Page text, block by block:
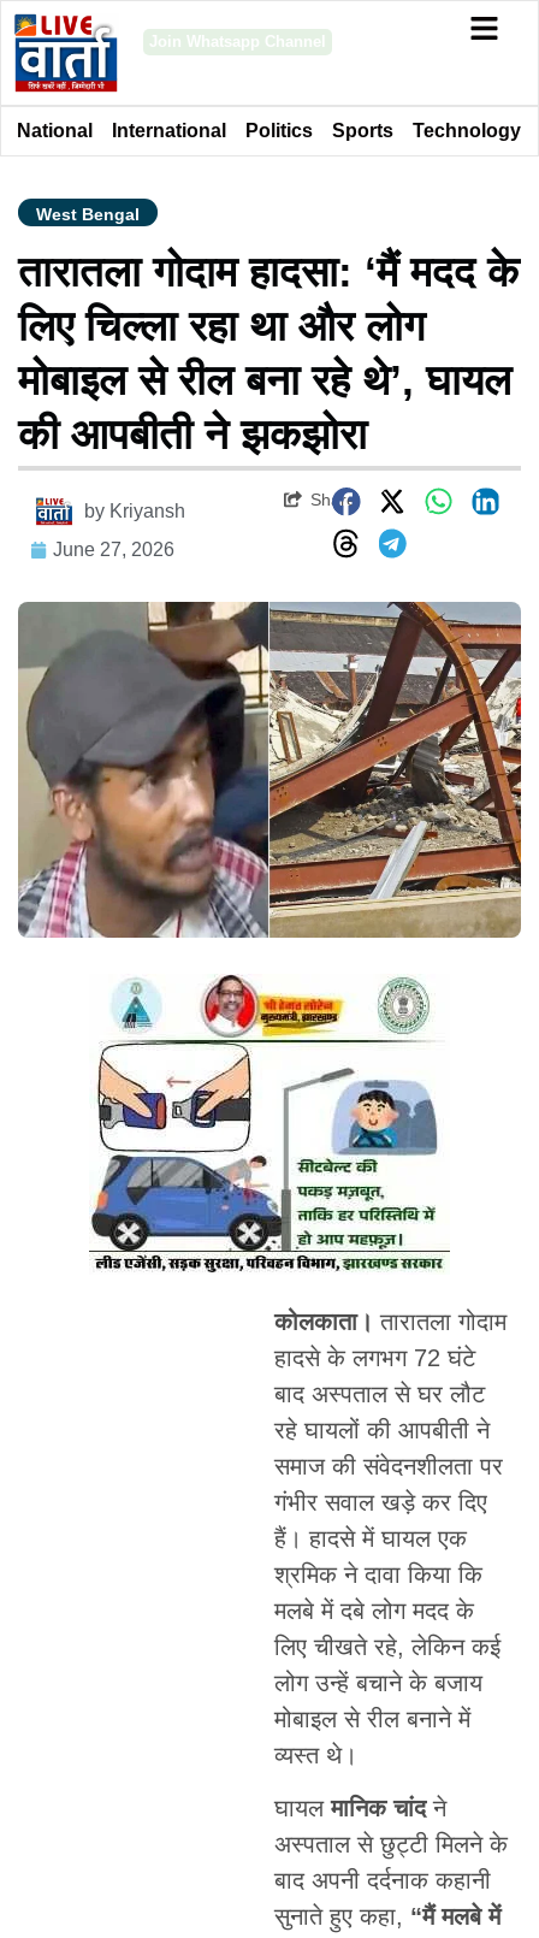
Join Whatsapp Channel
National International Politics Sports Technology
West Bengal
तारातला गोदाम हादसा: ‘मैं मदद के
लिए चिल्ला रहा था और लोग
मोबाइल से रील बना रहे थे’, घायल
की आपबीती ने झकझोरा
by Kriyansh
June 27, 2026
Share
कोलकाता। तारातला गोदाम
हादसे के लगभग 72 घंटे
बाद अस्पताल से घर लौट
रहे घायलों की आपबीती ने
समाज की संवेदनशीलता पर
गंभीर सवाल खड़े कर दिए
हैं। हादसे में घायल एक
श्रमिक ने दावा किया कि
मलबे में दबे लोग मदद के
लिए चीखते रहे, लेकिन कई
लोग उन्हें बचाने के बजाय
मोबाइल से रील बनाने में
व्यस्त थे।
घायलमानिक चांदने
अस्पताल से छुट्टी मिलने के
बाद अपनी दर्दनाक कहानी
सुनाते हुए कहा, “मैं मलबे में